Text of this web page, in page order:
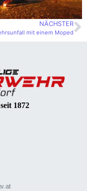
NÄCHSTER
mit einem Moped
1872